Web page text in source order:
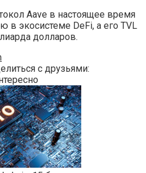
Aave в настоящее время
в экосистеме DeFi, а его TVL
долларов.
с друзьями: